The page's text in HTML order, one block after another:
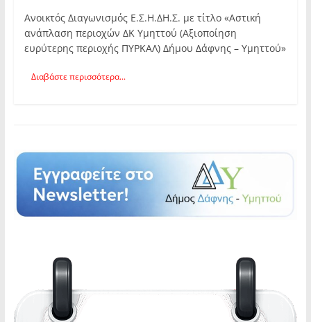
Ανοικτός Διαγωνισμός Ε.Σ.Η.ΔΗ.Σ. με τίτλο «Αστική
ανάπλαση περιοχών ΔΚ Υμηττού (Αξιοποίηση
ευρύτερης περιοχής ΠΥΡΚΑΛ) Δήμου Δάφνης – Υμηττού»
Διαβάστε περισσότερα...